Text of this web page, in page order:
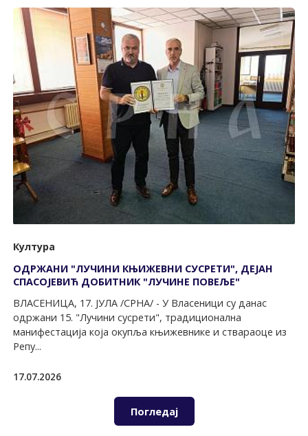
Култура
ОДРЖАНИ "ЛУЧИНИ КЊИЖЕВНИ СУСРЕTИ", ДЕЈАН
СПАСОЈЕВИЋ ДОБИТНИК "ЛУЧИНЕ ПОВЕЉЕ"
ВЛАСЕНИЦА, 17. ЈУЛА /СРНА/ - У Власеници су данас
одржани 15. "Лучини сусрети", традиционална
манифестација која окупља књижевнике и ствараоце из
Репу...
17.07.2026
Погледај